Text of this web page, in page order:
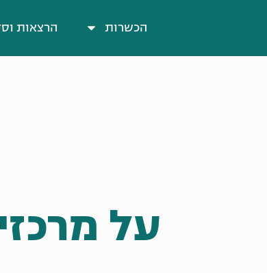
הכשרות הרצאות
על